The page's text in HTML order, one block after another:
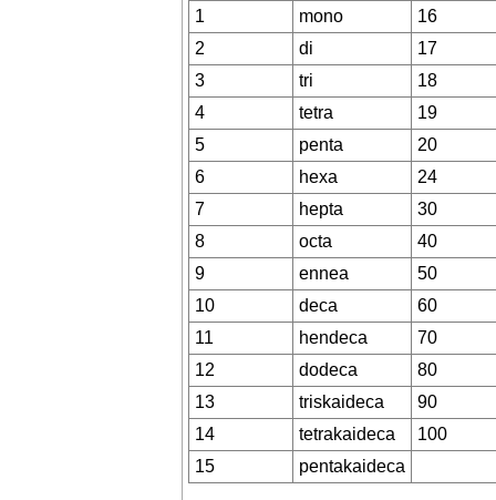
1
mono
16
2
di
17
3
tri
18
4
tetra
19
5
penta
20
6
hexa
24
7
hepta
30
8
octa
40
9
ennea
50
10
deca
60
11
hendeca
70
12
dodeca
80
13
triskaideca
90
14
tetrakaideca
100
15
pentakaideca